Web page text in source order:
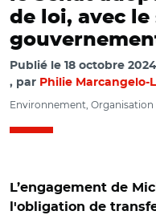
de loi, avec
Publié le 18 octobre 2024
par Philie Marcangelo-
Environnement,
L’engagement de
l'obligation de